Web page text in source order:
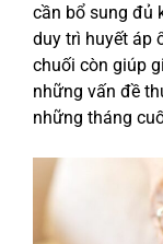
cần bổ sung đủ
duy trì huyết áp
chuối còn giúp
những vấn đề
những tháng